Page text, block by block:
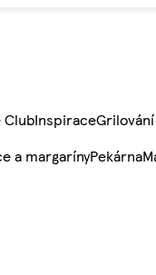
ClubInspiraceGrilování
a margarínyPekárna